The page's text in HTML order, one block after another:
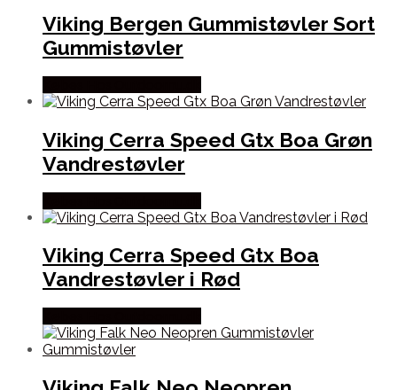
Viking Bergen Gummistøvler Sort
Gummistøvler
Viking Cerra Speed Gtx Boa Grøn
Vandrestøvler
Viking Cerra Speed Gtx Boa
Vandrestøvler i Rød